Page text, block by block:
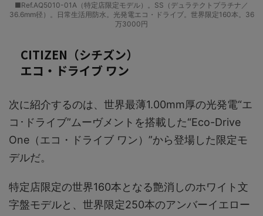
■Ref.AQ5010-01A（特定店限定モデル）。SS（デュラテクトプラチナ／
36.6mm径）。日常生活用防水。光発電エコ・ドライブ。世界限定160本。36
万3000円
CITIZEN（シチズン）
エコ‧ドライブ ワン
次に紹介するのは、世界最薄1.00mm厚の光発電“エ
コ･ドライブ”ムーヴメントを搭載した“Eco-Drive
One（エコ・ドライブ ワン）”から登場した限定モ
デルだ。
特定店限定の世界160本となる艶消しのホワイト文
字盤モデルと、世界限定250本のアンバーイエロー